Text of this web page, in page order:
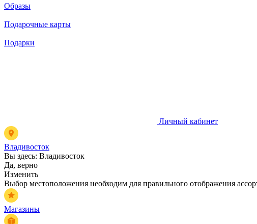
Образы
Подарочные карты
Подарки
Личный кабинет
Владивосток
Вы здесь: Владивосток
Да, верно
Изменить
Выбор местоположения необходим для правильного отображения
Магазины